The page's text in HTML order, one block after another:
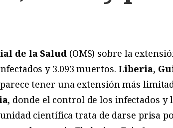
de la Salud (OMS) sobre la
y 3.093 muertos. Liberia,
tener una extensión más
, donde el control de los infectados y
científica trata de darse prisa